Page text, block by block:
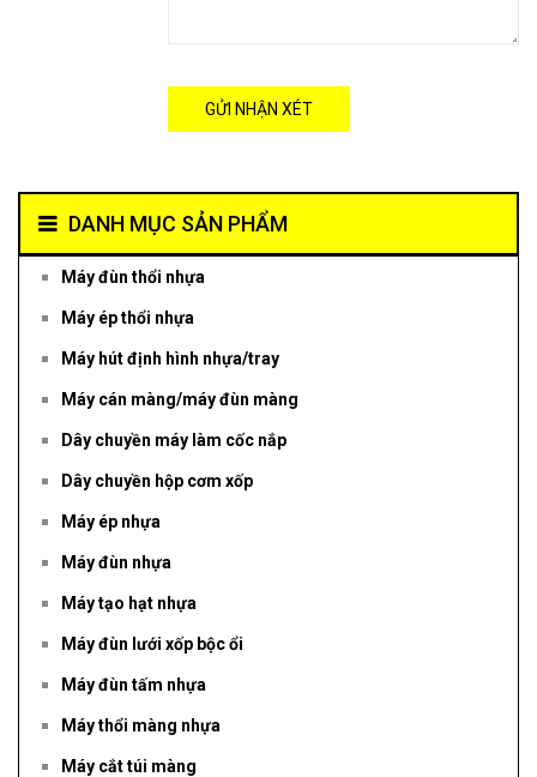
GỬI NHẬN XÉT
DANH MỤC SẢN PHẨM
Máy đùn thổi nhựa
Máy ép thổi nhựa
Máy hút định hình nhựa/tray
Máy cán màng/máy đùn màng
Dây chuyền máy làm cốc nắp
Dây chuyền hộp cơm xốp
Máy ép nhựa
Máy đùn nhựa
Máy tạo hạt nhựa
Máy đùn lưới xốp bộc ổi
Máy đùn tấm nhựa
Máy thổi màng nhựa
Máy cắt túi màng